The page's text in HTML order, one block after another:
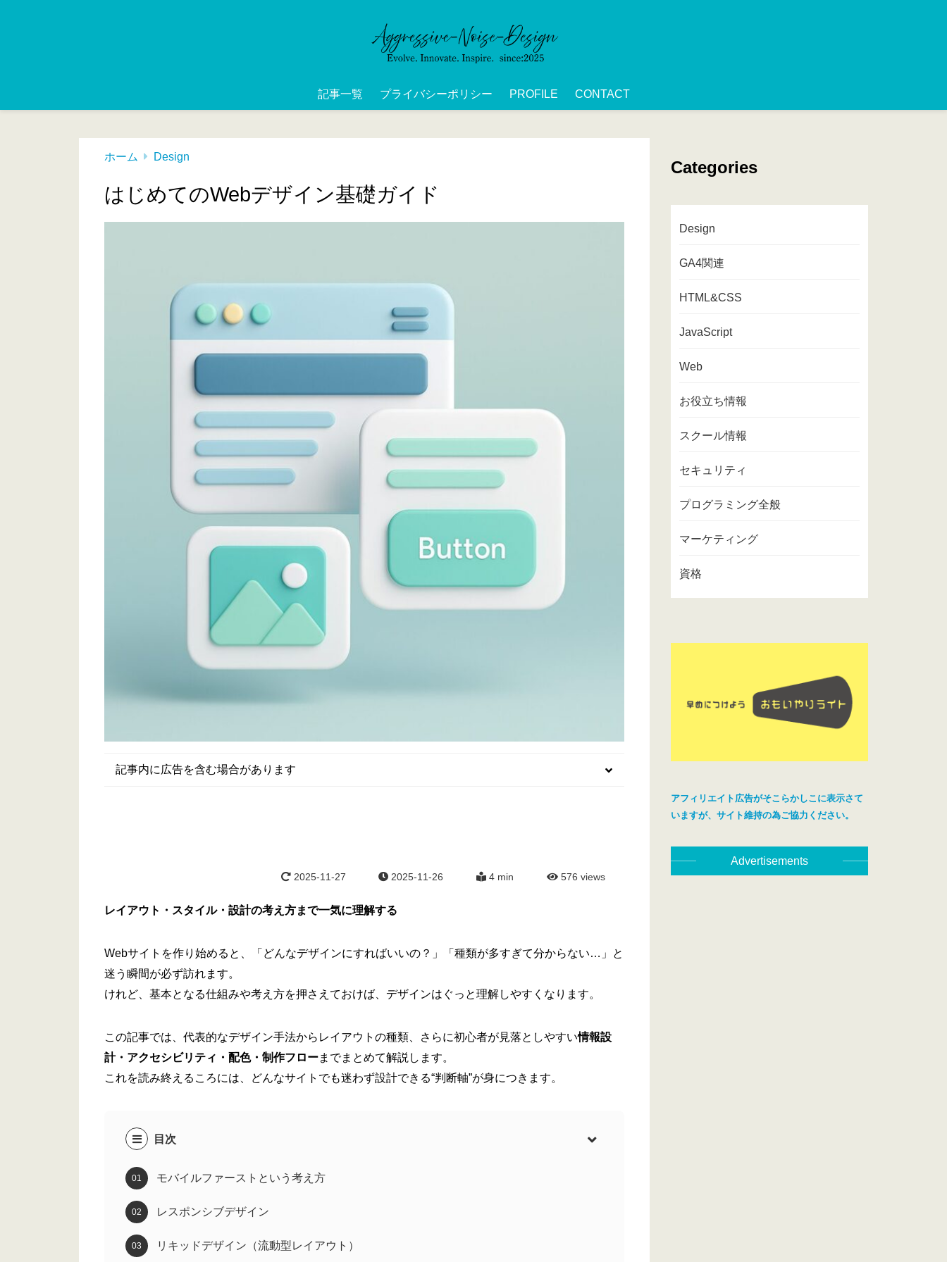
記事一覧 プライバシーポリシー PROFILE CONTACT
ホーム Design
はじめてのWebデザイン基礎ガイド
2025-11-27 2025-11-26 4 min 576 views
記事内に広告を含む場合があります
レイアウト・スタイル・設計の考え方まで一気に理解する
Webサイトを作り始めると、「どんなデザインにすればいいの？」「種類が多すぎて分からない…」と
迷う瞬間が必ず訪れます。
けれど、基本となる仕組みや考え方を押さえておけば、デザインはぐっと理解しやすくなります。
この記事では、代表的なデザイン手法からレイアウトの種類、さらに初心者が見落としやすい情報設
計・アクセシビリティ・配色・制作フローまでまとめて解説します。
これを読み終えるころには、どんなサイトでも迷わず設計できる“判断軸”が身につきます。
目次
モバイルファーストという考え方
レスポンシブデザイン
リキッドデザイン（流動型レイアウト）
Categories
Design
GA4関連
HTML&CSS
JavaScript
Web
お役立ち情報
スクール情報
セキュリティ
プログラミング全般
マーケティング
資格
アフィリエイト広告がそこらかしこに表示さて
いますが、サイト維持の為ご協力ください。
Advertisements